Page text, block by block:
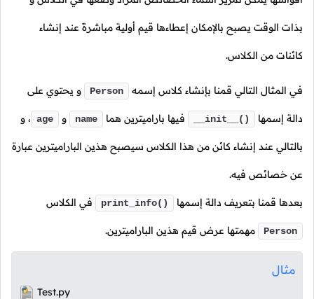
بذات الوقت يصبح بالإمكان إعطاءها قيم أولية مباشرةً عند إنشاء
كائنات من الكلاس.
في المثال التالي قمنا بإنشاء كلاس إسمه Person و يحتوي على
دالة إسمها __init__() فيها باراميترين هما name و age ، و
بالتالي عند إنشاء كائن من هذا الكلاس سيصبح هذين الباراميترين عبارة
عن خصائص فيه.
بعدها قمنا بتعريف دالة إسمها print_info() في الكلاس
Person مهمتها عرض قيم هذين الباراميترين.
مثال
Test.py